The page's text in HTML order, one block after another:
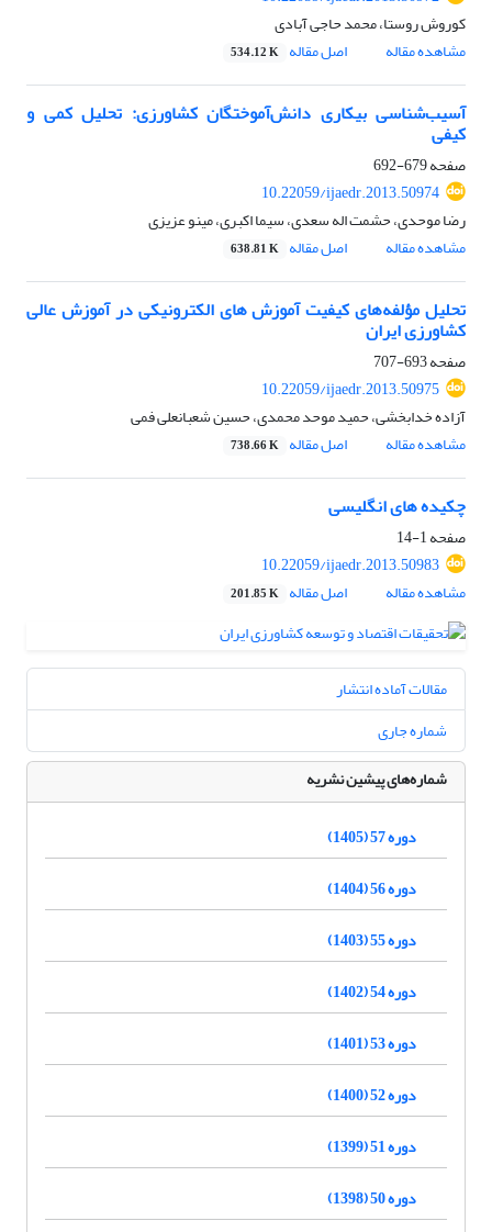
کوروش روستا، محمد حاجی آبادی
مشاهده مقاله
اصل مقاله 534.12 K
آسیب‌شناسی بیکاری دانش‌آموختگان کشاورزی: تحلیل کمی و
کیفی
صفحه679-692
10.22059/ijaedr.2013.50974
رضا موحدی، حشمت اله سعدی، سیما اکبری، مینو عزیزی
مشاهده مقاله
اصل مقاله 638.81 K
تحلیل مؤلفه‌های کیفیت آموزش های الکترونیکی در آموزش عالی
کشاورزی ایران
صفحه693-707
10.22059/ijaedr.2013.50975
آزاده خدابخشی، حمید موحد محمدی، حسین شعبانعلی فمی
مشاهده مقاله
اصل مقاله 738.66 K
چکیده های انگلیسی
صفحه1-14
10.22059/ijaedr.2013.50983
مشاهده مقاله
اصل مقاله 201.85 K
مقالات آماده انتشار
شماره جاری
شماره‌های پیشین نشریه
دوره 57 (1405)
دوره 56 (1404)
دوره 55 (1403)
دوره 54 (1402)
دوره 53 (1401)
دوره 52 (1400)
دوره 51 (1399)
دوره 50 (1398)